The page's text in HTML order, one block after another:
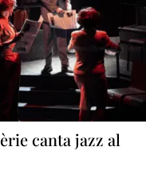
canta jazz al